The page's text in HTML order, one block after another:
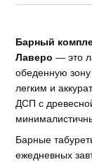
Барный
Лаверо — это
обеденную зону
легким и
ДСП с
Барные
ежедневных